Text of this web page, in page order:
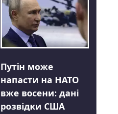
Путін може
напасти на НАТО
вже восени: дані
розвідки США